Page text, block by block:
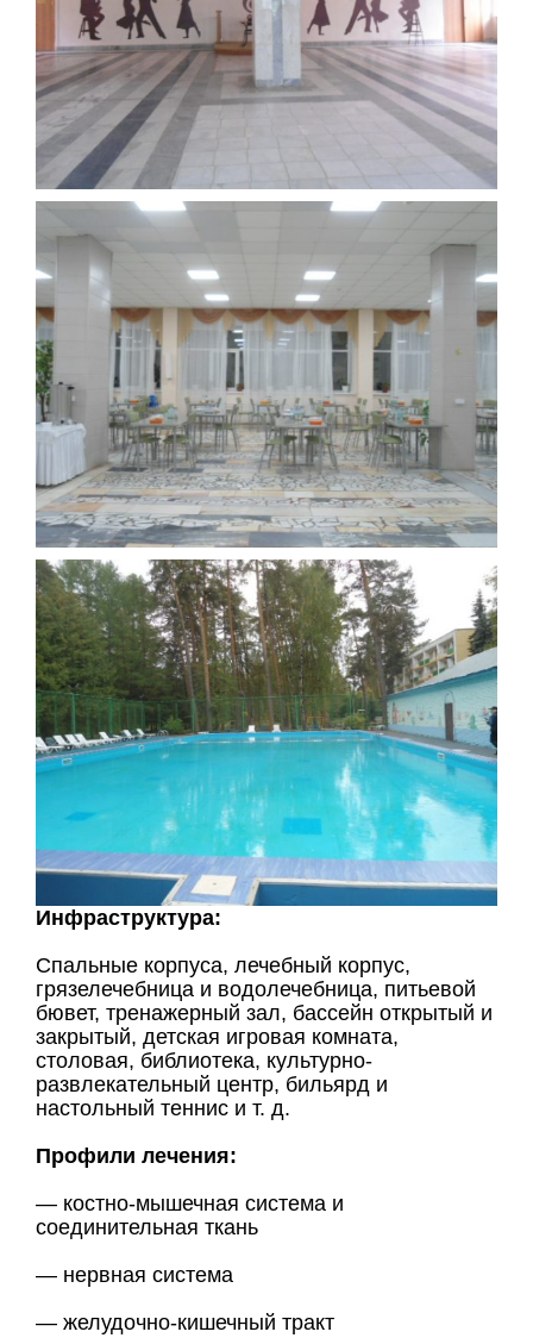
Инфраструктура:
Спальные корпуса, лечебный корпус,
грязелечебница и водолечебница, питьевой
бювет, тренажерный зал, бассейн открытый и
закрытый, детская игровая комната,
столовая, библиотека, культурно-
развлекательный центр, бильярд и
настольный теннис и т. д.
Профили лечения:
— костно-мышечная система и
соединительная ткань
— нервная система
— желудочно-кишечный тракт